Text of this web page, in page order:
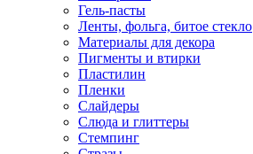
Гель-пасты
Ленты, фольга, битое стекло
Материалы для декора
Пигменты и втирки
Пластилин
Пленки
Слайдеры
Слюда и глиттеры
Стемпинг